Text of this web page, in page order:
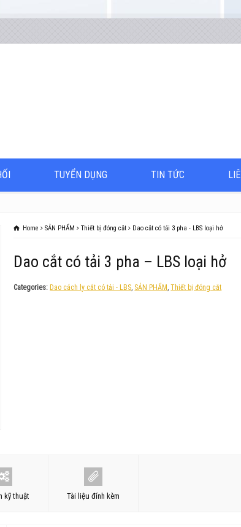
TUYỂN DỤNG TIN TỨC
Home SẢN PHẨM Thiết bị đóng cắt Dao cắt có tải 3 pha - LBS loại hở
Dao cắt có tải 3 pha – LBS loại hở
Categories: Dao cách ly cắt có tải - LBS, SẢN PHẨM ,Thiết bị đóng cắt
kỹ thuật Tài liệu đính kèm